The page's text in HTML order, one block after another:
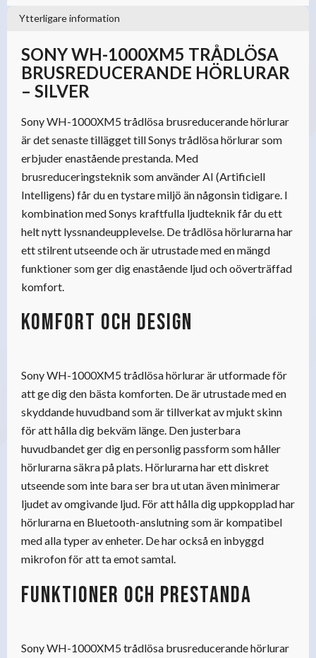
Ytterligare information
SONY WH-1000XM5 TRÅDLÖSA
BRUSREDUCERANDE HÖRLURAR
– SILVER
Sony WH-1000XM5 trådlösa brusreducerande hörlurar
är det senaste tillägget till Sonys trådlösa hörlurar som
erbjuder enastående prestanda. Med
brusreduceringsteknik som använder AI (Artificiell
Intelligens) får du en tystare miljö än någonsin tidigare. I
kombination med Sonys kraftfulla ljudteknik får du ett
helt nytt lyssnandeupplevelse. De trådlösa hörlurarna har
ett stilrent utseende och är utrustade med en mängd
funktioner som ger dig enastående ljud och oöverträffad
komfort.
Komfort och design
Sony WH-1000XM5 trådlösa hörlurar är utformade för
att ge dig den bästa komforten. De är utrustade med en
skyddande huvudband som är tillverkat av mjukt skinn
för att hålla dig bekväm länge. Den justerbara
huvudbandet ger dig en personlig passform som håller
hörlurarna säkra på plats. Hörlurarna har ett diskret
utseende som inte bara ser bra ut utan även minimerar
ljudet av omgivande ljud. För att hålla dig uppkopplad har
hörlurarna en Bluetooth-anslutning som är kompatibel
med alla typer av enheter. De har också en inbyggd
mikrofon för att ta emot samtal.
Funktioner och prestanda
Sony WH-1000XM5 trådlösa brusreducerande hörlurar